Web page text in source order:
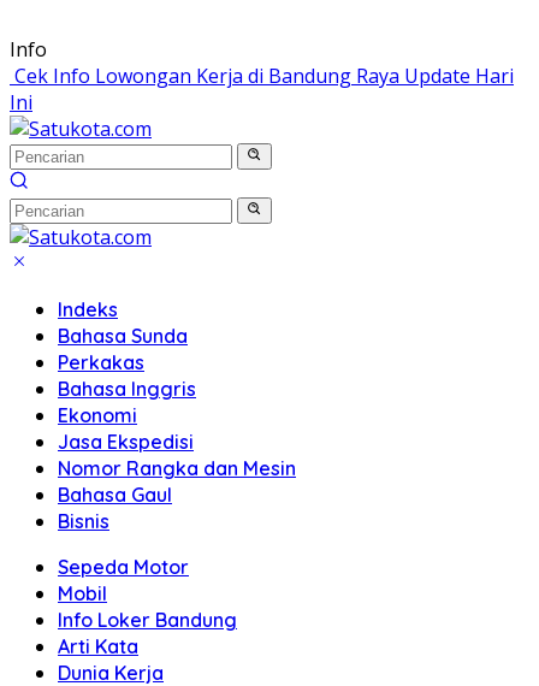
Langsung
ke
konten
Info
Cek Info Lowongan Kerja di Bandung Raya Update Hari
Ini
Indeks
Bahasa Sunda
Perkakas
Bahasa Inggris
Ekonomi
Jasa Ekspedisi
Nomor Rangka dan Mesin
Bahasa Gaul
Bisnis
Sepeda Motor
Mobil
Info Loker Bandung
Arti Kata
Dunia Kerja